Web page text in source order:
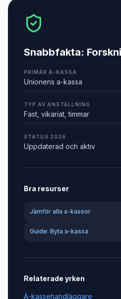
Snabbfakta:
PRIMÄR A-KASSA
Unionens a-kassa
TYP AV ANSTÄLLNING
Fast, vikariat, timmar
STATUS 2026
Uppdaterad och aktiv
Bra resurser
Jämför alla a-kassor
Guide: Byta a-kassa
Relaterade yrken
A-kassehandläggare